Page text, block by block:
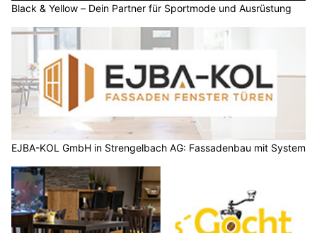
Black & Yellow – Dein Partner für Sportmode und Ausrüstung
EJBA-KOL GmbH in Strengelbach AG: Fassadenbau mit System